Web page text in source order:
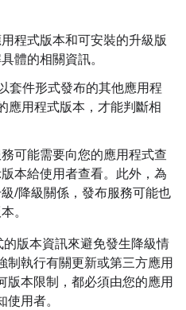
程式版本和可安裝的升級版
體的相關資訊。
套件形式發布的其他應用程
應用程式版本，才能判斷相
可能需要向您的應用程式查
本給使用者查看。此外，為
/降級關係，發布服務可能也
。
版本資訊來避免發生降級情
制執行有關更新或第三方應用
版本限制，都必須由您的應用
用者。